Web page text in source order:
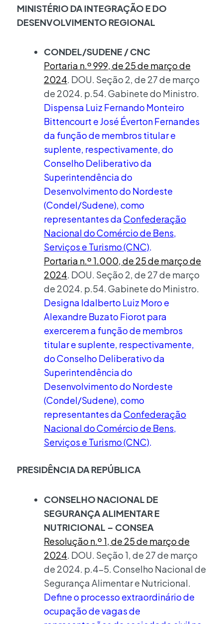
MINISTÉRIO DA INTEGRAÇÃO E DO
DESENVOLVIMENTO REGIONAL
CONDEL/SUDENE / CNC
Portaria n.º 999, de 25 de março de
2024. DOU. Seção 2, de 27 de março
de 2024. p.54. Gabinete do Ministro.
Dispensa Luiz Fernando Monteiro
Bittencourt e José Éverton Fernandes
da função de membros titular e
suplente, respectivamente, do
Conselho Deliberativo da
Superintendência do
Desenvolvimento do Nordeste
(Condel/Sudene), como
representantes daConfederação
Nacional do Comércio de Bens,
Serviços e Turismo (CNC).
Portaria n.º 1.000, de 25 de março de
2024. DOU. Seção 2, de 27 de março
de 2024. p.54. Gabinete do Ministro.
Designa Idalberto Luiz Moro e
Alexandre Buzato Fiorot para
exercerem a função de membros
titular e suplente, respectivamente,
do Conselho Deliberativo da
Superintendência do
Desenvolvimento do Nordeste
(Condel/Sudene), como
representantes daConfederação
Nacional do Comércio de Bens,
Serviços e Turismo (CNC).
PRESIDÊNCIA DA REPÚBLICA
CONSELHO NACIONAL DE
SEGURANÇA ALIMENTAR E
NUTRICIONAL – CONSEA
Resolução n.º 1, de 25 de março de
2024. DOU. Seção 1, de 27 de março
de 2024. p.4-5. Conselho Nacional de
Segurança Alimentar e Nutricional.
Define o processo extraordinário de
ocupação de vagas de